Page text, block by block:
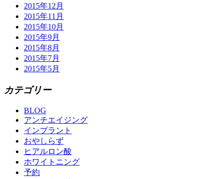
2015年12月
2015年11月
2015年10月
2015年9月
2015年8月
2015年7月
2015年5月
カテゴリー
BLOG
アンチエイジング
インプラント
おやしらず
ヒアルロン酸
ホワイトニング
予約